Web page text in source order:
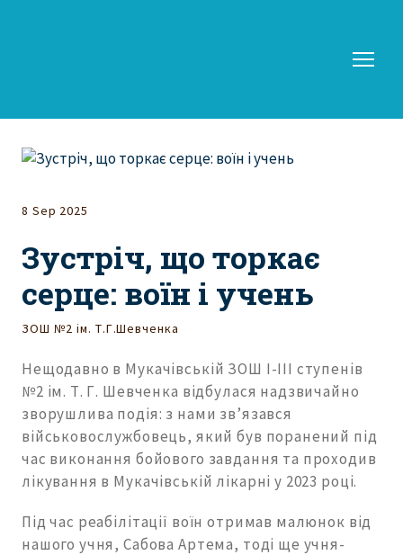
8 Sep 2025
Зустріч, що торкає
серце: воїн і учень
ЗОШ №2 ім. Т.Г.Шевченка
Нещодавно в Мукачівській ЗОШ І-ІІІ ступенів
№2 ім. Т. Г. Шевченка відбулася надзвичайно
зворушлива подія: з нами зв’язався
військовослужбовець, який був поранений під
час виконання бойового завдання та проходив
лікування в Мукачівській лікарні у 2023 році.
Під час реабілітації воїн отримав малюнок від
нашого учня, Сабова Артема, тоді ще учня-